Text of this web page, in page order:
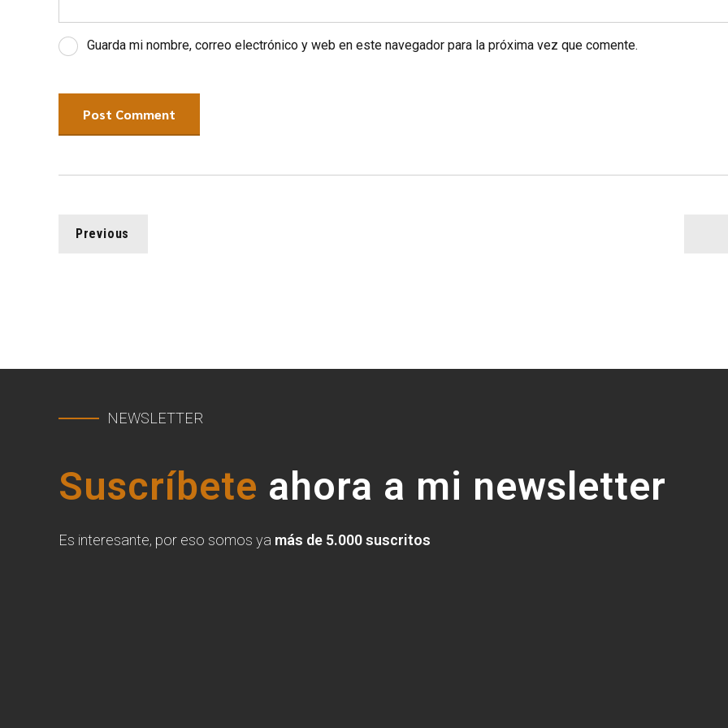
Guarda mi nombre, correo electrónico y web en este navegador para la próxima vez que comente.
Post Comment
Previous
NEWSLETTER
Suscríbete ahora a mi newsletter
Es interesante, por eso somos ya más de 5.000 suscritos